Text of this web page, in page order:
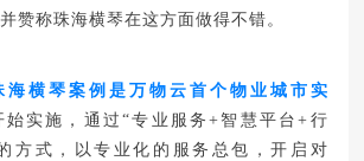
赞称珠海横琴在这方面做得不错。
海横琴案例是万物云首个物业城市实
始实施，通过“专业服务+智慧平台+行
方式，以专业化的服务总包，开启对